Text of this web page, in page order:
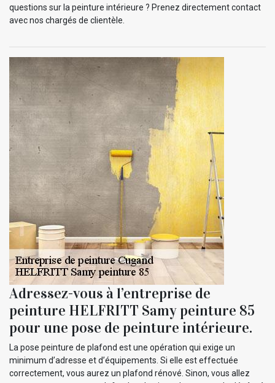
questions sur la peinture intérieure ? Prenez directement contact
avec nos chargés de clientèle.
Adressez-vous à l’entreprise de
peinture HELFRITT Samy peinture 85
pour une pose de peinture intérieure.
La pose peinture de plafond est une opération qui exige un
minimum d’adresse et d’équipements. Si elle est effectuée
correctement, vous aurez un plafond rénové. Sinon, vous allez